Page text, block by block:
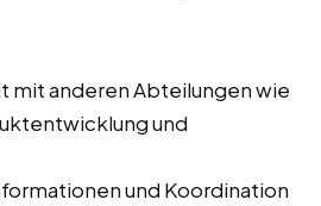
mit anderen Abteilungen wie
und
und Koordination